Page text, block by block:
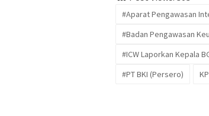
#Aparat Pengawasan
#Badan Pengawasan
#ICW Laporkan Kepala
#PT BKI (Persero)